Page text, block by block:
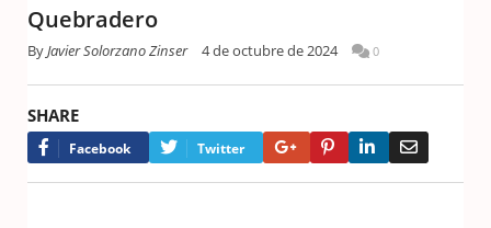
Quebradero
ByJavier Solorzano Zinser 4 de octubre de 2024 0
SHARE
Facebook Twitter Google+PinterestLinkedIn